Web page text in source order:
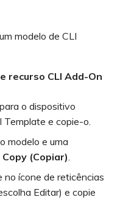
modelo de CLI
recurso CLI Add-On
o dispositivo
e copie-o.
modelo e uma
Copy (Copiar)
no ícone de reticências
Editar) e copie